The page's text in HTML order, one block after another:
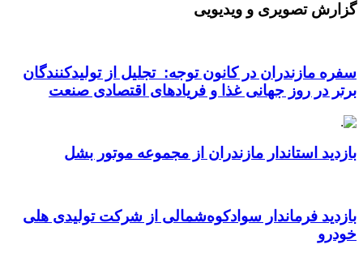
گزارش تصویری و ویدیویی
سفره مازندران در کانون توجه: تجلیل از تولیدکنندگان
برتر در روز جهانی غذا و فریادهای اقتصادی صنعت
بازدید استاندار مازندران از مجموعه موتور بشل
بازدید فرماندار سوادکوه‌شمالی از شرکت تولیدی هلی
خودرو